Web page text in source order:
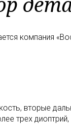
компания
вторые
трех